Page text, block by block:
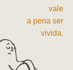
vale
a pena ser
vivida.